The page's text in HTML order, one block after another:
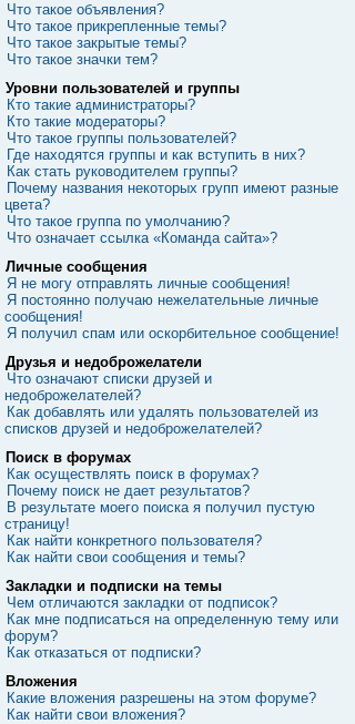
Что такое объявления?
Что такое прикрепленные темы?
Что такое закрытые темы?
Что такое значки тем?
Уровни пользователей и группы
Кто такие администраторы?
Кто такие модераторы?
Что такое группы пользователей?
Где находятся группы и как вступить в них?
Как стать руководителем группы?
Почему названия некоторых групп имеют разные
цвета?
Что такое группа по умолчанию?
Что означает ссылка «Команда сайта»?
Личные сообщения
Я не могу отправлять личные сообщения!
Я постоянно получаю нежелательные личные
сообщения!
Я получил спам или оскорбительное сообщение!
Друзья и недоброжелатели
Что означают списки друзей и
недоброжелателей?
Как добавлять или удалять пользователей из
списков друзей и недоброжелателей?
Поиск в форумах
Как осуществлять поиск в форумах?
Почему поиск не дает результатов?
В результате моего поиска я получил пустую
страницу!
Как найти конкретного пользователя?
Как найти свои сообщения и темы?
Закладки и подписки на темы
Чем отличаются закладки от подписок?
Как мне подписаться на определенную тему или
форум?
Как отказаться от подписки?
Вложения
Какие вложения разрешены на этом форуме?
Как найти свои вложения?